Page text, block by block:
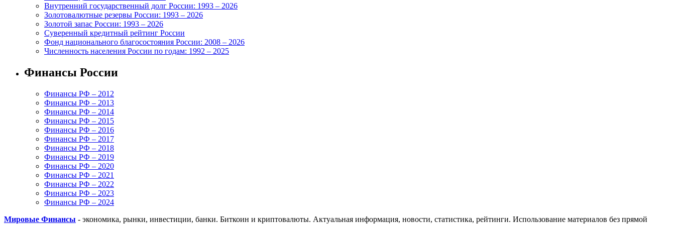
Внутренний государственный долг России: 1993 – 2026
Золотовалютные резервы России: 1993 – 2026
Золотой запас России: 1993 – 2026
Суверенный кредитный рейтинг России
Фонд национального благосостояния России: 2008 – 2026
Численность населения России по годам: 1992 – 2025
Финансы России
Финансы РФ – 2012
Финансы РФ – 2013
Финансы РФ – 2014
Финансы РФ – 2015
Финансы РФ – 2016
Финансы РФ – 2017
Финансы РФ – 2018
Финансы РФ – 2019
Финансы РФ – 2020
Финансы РФ – 2021
Финансы РФ – 2022
Финансы РФ – 2023
Финансы РФ – 2024
Мировые Финансы - экономика, рынки, инвестиции, банки. Биткоин и криптовалюты. Актуальная информация, новости, статистика, рейтинги. Использование материалов без прямой